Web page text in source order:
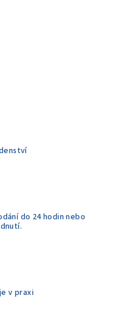
do 24 hodin nebo
v praxi